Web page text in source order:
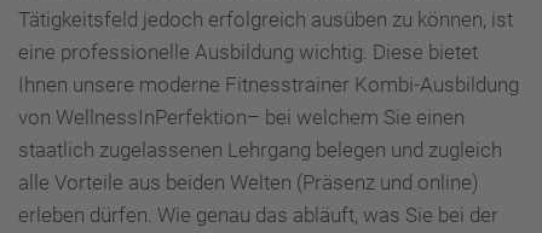
Tätigkeitsfeld jedoch erfolgreich ausüben zu können, ist
eine professionelle Ausbildung wichtig. Diese bietet
Ihnen unsere moderne Fitnesstrainer Kombi-Ausbildung
von WellnessInPerfektion– bei welchem Sie einen
staatlich zugelassenen Lehrgang belegen und zugleich
alle Vorteile aus beiden Welten (Präsenz und online)
erleben dürfen. Wie genau das abläuft, was Sie bei der